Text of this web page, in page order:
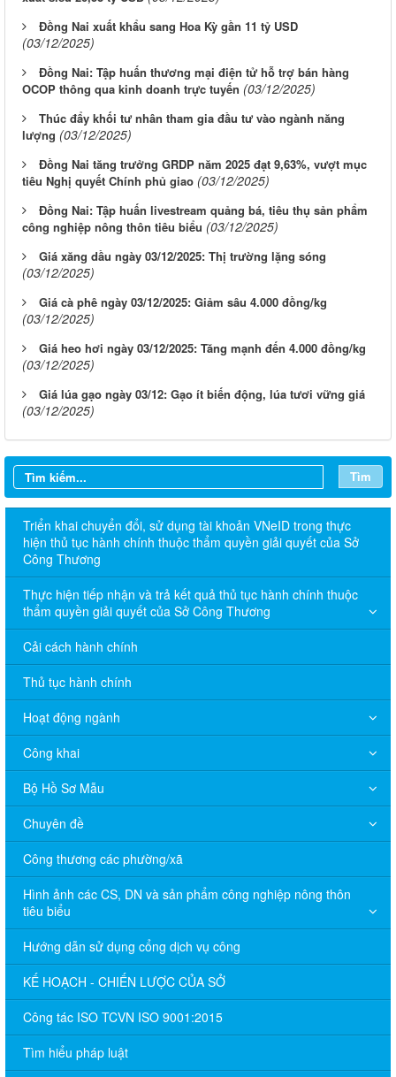
Đồng Nai xuất khẩu sang Hoa Kỳ gần 11 tỷ USD
(03/12/2025)
Đồng Nai: Tập huấn thương mại điện tử hỗ trợ bán hàng
OCOP thông qua kinh doanh trực tuyến (03/12/2025)
Thúc đẩy khối tư nhân tham gia đầu tư vào ngành năng
lượng (03/12/2025)
Đồng Nai tăng trưởng GRDP năm 2025 đạt 9,63%, vượt mục
tiêu Nghị quyết Chính phủ giao (03/12/2025)
Đồng Nai: Tập huấn livestream quảng bá, tiêu thụ sản phẩm
công nghiệp nông thôn tiêu biểu (03/12/2025)
Giá xăng dầu ngày 03/12/2025: Thị trường lặng sóng
(03/12/2025)
Giá cà phê ngày 03/12/2025: Giảm sâu 4.000 đồng/kg
(03/12/2025)
Giá heo hơi ngày 03/12/2025: Tăng mạnh đến 4.000 đồng/kg
(03/12/2025)
Giá lúa gạo ngày 03/12: Gạo ít biến động, lúa tươi vững giá
(03/12/2025)
Tìm
Triển khai chuyển đổi, sử dụng tài khoản VNeID trong thực
hiện thủ tục hành chính thuộc thẩm quyền giải quyết của Sở
Công Thương
Thực hiện tiếp nhận và trả kết quả thủ tục hành chính thuộc
thẩm quyền giải quyết của Sở Công Thương
Cải cách hành chính
Thủ tục hành chính
Hoạt động ngành
Công khai
Bộ Hồ Sơ Mẫu
Chuyên đề
Công thương các phường/xã
Hình ảnh các CS, DN và sản phẩm công nghiệp nông thôn
tiêu biểu
Hướng dẫn sử dụng cổng dịch vụ công
KẾ HOẠCH - CHIẾN LƯỢC CỦA SỞ
Công tác ISO TCVN ISO 9001:2015
Tìm hiểu pháp luật